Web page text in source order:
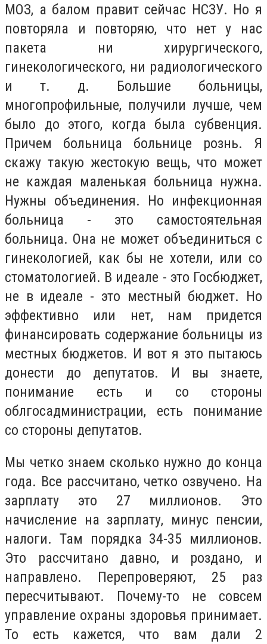
МОЗ, а балом правит сейчас НСЗУ. Но я
повторяла и повторяю, что нет у нас
пакета ни хирургического,
гинекологического, ни радиологического
и т. д. Большие больницы,
многопрофильные, получили лучше, чем
было до этого, когда была субвенция.
Причем больница больнице рознь. Я
скажу такую жестокую вещь, что может
не каждая маленькая больница нужна.
Нужны объединения. Но инфекционная
больница - это самостоятельная
больница. Она не может объединиться с
гинекологией, как бы не хотели, или со
стоматологией. В идеале - это Госбюджет,
не в идеале - это местный бюджет. Но
эффективно или нет, нам придется
финансировать содержание больницы из
местных бюджетов. И вот я это пытаюсь
донести до депутатов. И вы знаете,
понимание есть и со стороны
облгосадминистрации, есть понимание
со стороны депутатов.
Мы четко знаем сколько нужно до конца
года. Все рассчитано, четко озвучено. На
зарплату это 27 миллионов. Это
начисление на зарплату, минус пенсии,
налоги. Там порядка 34-35 миллионов.
Это рассчитано давно, и роздано, и
направлено. Перепроверяют, 25 раз
пересчитывают. Почему-то не совсем
управление охраны здоровья принимает.
То есть кажется, что вам дали 2